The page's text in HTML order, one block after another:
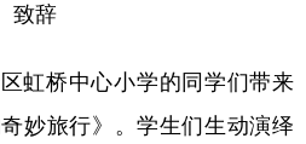
致辞
虹桥中心小学的同学们带来
妙旅行》。学生们生动演绎